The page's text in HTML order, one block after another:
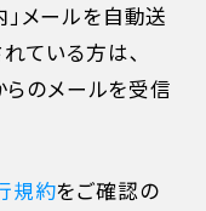
50%
メールを自動送
ている方は､
のメールを受信
規約をご確認の